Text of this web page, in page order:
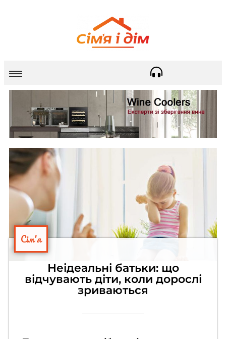
Сім'я
Неідеальні батьки: що
відчувають діти, коли дорослі
зриваються